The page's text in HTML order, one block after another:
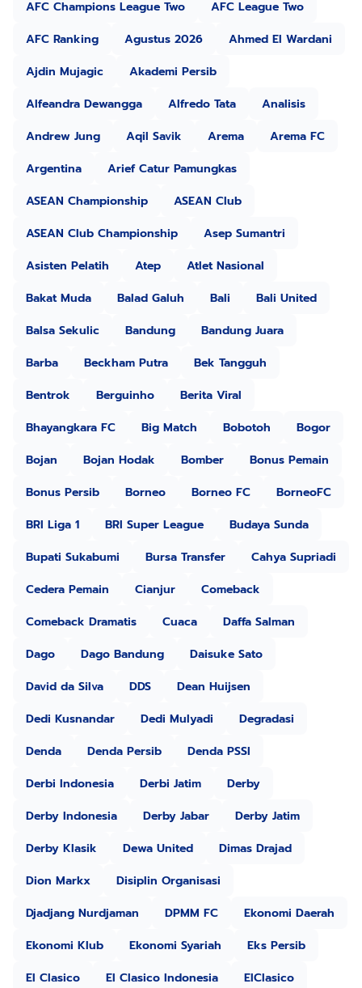
AFC Champions League Two
AFC League Two
AFC Ranking
Agustus 2026
Ahmed El Wardani
Ajdin Mujagic
Akademi Persib
Alfeandra Dewangga
Alfredo Tata
Analisis
Andrew Jung
Aqil Savik Arema
Arema FC
Argentina
Arief Catur Pamungkas
ASEAN Championship
ASEAN Club
ASEAN Club Championship
Asep Sumantri
Asisten Pelatih
Atep
Atlet Nasional
Bakat Muda
Balad Galuh Bali
Bali United
Balsa Sekulic
Bandung
Bandung Juara
Barba
Beckham Putra
Bek Tangguh
Bentrok
Berguinho
Berita Viral
Bhayangkara FC
Big Match Bobotoh
Bogor
Bojan
Bojan Hodak Bomber
Bonus Pemain
Bonus Persib
Borneo Borneo FC
BorneoFC
BRI Liga 1
BRI Super League
Budaya Sunda
Bupati Sukabumi
Bursa Transfer
Cahya Supriadi
Cedera Pemain
Cianjur
Comeback
Comeback Dramatis
Cuaca
Daffa Salman
Dago
Dago Bandung
Daisuke Sato
David da Silva
DDS
Dean Huijsen
Dedi Kusnandar
Dedi Mulyadi
Degradasi
Denda
Denda Persib
Denda PSSI
Derbi Indonesia
Derbi Jatim
Derby
Derby Indonesia
Derby Jabar
Derby Jatim
Derby Klasik
Dewa United
Dimas Drajad
Dion Markx
Disiplin Organisasi
Djadjang Nurdjaman
DPMM FC
Ekonomi Daerah
Ekonomi Klub
Ekonomi Syariah
Eks Persib
El Clasico
El Clasico Indonesia ElClasico